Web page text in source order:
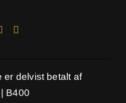
er delvist betalt af
B400